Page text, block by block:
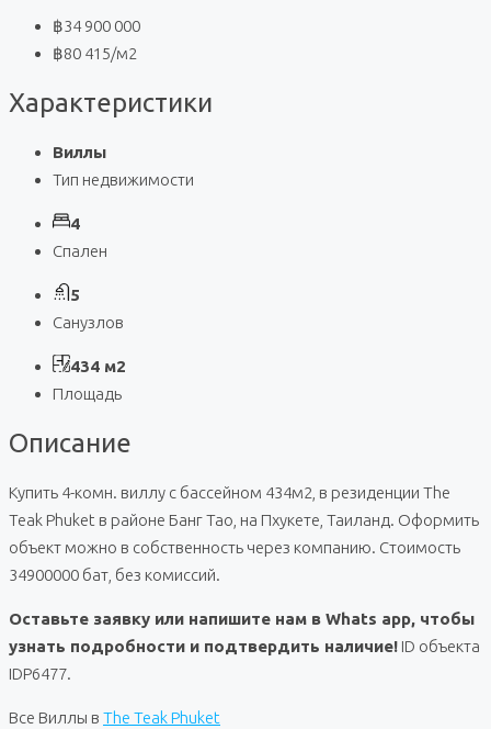
฿34 900 000
฿80 415/м2
Характеристики
Виллы
Тип недвижимости
4
Спален
5
Санузлов
434 м2
Площадь
Описание
Купить 4-комн. виллу с бассейном 434м2, в резиденции The
Teak Phuket в районе Банг Тао, на Пхукете, Таиланд. Оформить
объект можно в собственность через компанию. Стоимость
34900000 бат, без комиссий.
Оставьте заявку или напишите нам в Whats app, чтобы
узнать подробности и подтвердить наличие! ID объекта
IDP6477.
Все Виллы в The Teak Phuket